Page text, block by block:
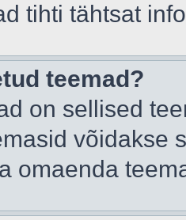
tihti tähtsat
teemad?
on sellised
võidakse
omaenda